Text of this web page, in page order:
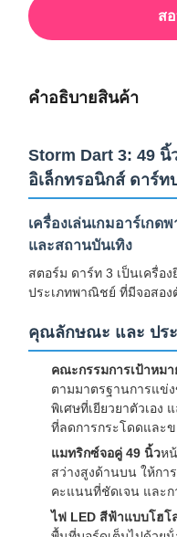
ส
คําอธิบายสินค้า
Storm Dart 3: 49 นิ้
อิเล็กทรอนิกส์ ดาร์ท
เครื่องเล่นเกมอาร์เก
และสถานบันเทิง
สตอร์ม ดาร์ท 3 เป็นเครื่อ
ประเภทพาณิชย์ ที่มีจอสอง
คุณลักษณะ และ ปร
คณะกรรมการเป้าหม
ตามมาตรฐานการแข่
พิเศษที่เยียวยาตัวเอง
ที่ลดการกระโดดและ
แมทริกซ์จอคู่ 49 นิ้วห
สว่างสูงด้านบน ให้กา
คะแนนที่ชัดเจน และ
ไฟ LED สีฟ้าแบบโฮโ